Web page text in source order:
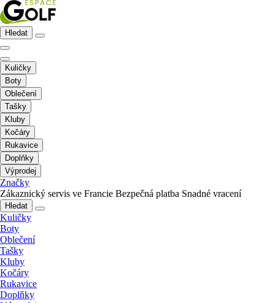
Hledat
Kuličky
Boty
Oblečení
Tašky
Kluby
Kočáry
Rukavice
Doplňky
Výprodej
Značky
Zákaznický servis ve Francie Bezpečná platba Snadné vracení
Hledat
Kuličky
Boty
Oblečení
Tašky
Kluby
Kočáry
Rukavice
Doplňky